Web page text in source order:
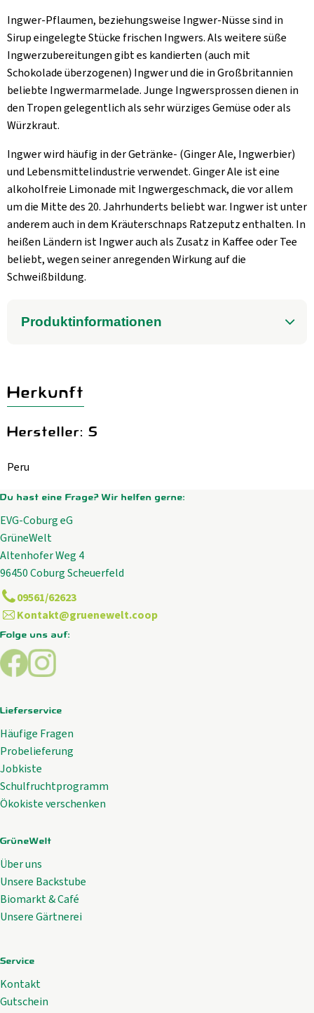
Ingwer-Pflaumen, beziehungsweise Ingwer-Nüsse sind in
Sirup eingelegte Stücke frischen Ingwers. Als weitere süße
Ingwerzubereitungen gibt es kandierten (auch mit
Schokolade überzogenen) Ingwer und die in Großbritannien
beliebte Ingwermarmelade. Junge Ingwersprossen dienen in
den Tropen gelegentlich als sehr würziges Gemüse oder als
Würzkraut.
Ingwer wird häufig in der Getränke- (Ginger Ale, Ingwerbier)
und Lebensmittelindustrie verwendet. Ginger Ale ist eine
alkoholfreie Limonade mit Ingwergeschmack, die vor allem
um die Mitte des 20. Jahrhunderts beliebt war. Ingwer ist unter
anderem auch in dem Kräuterschnaps Ratzeputz enthalten. In
heißen Ländern ist Ingwer auch als Zusatz in Kaffee oder Tee
beliebt, wegen seiner anregenden Wirkung auf die
Schweißbildung.
Produktinformationen
Herkunft
Hersteller: S
Peru
Du hast eine Frage? Wir helfen gerne:
EVG-Coburg eG
GrüneWelt
Altenhofer Weg 4
96450 Coburg Scheuerfeld
09561/62623
Kontakt@gruenewelt.coop
Folge uns auf:
Externer Link zu https://www.facebook.com/
Externer Link zu https://www.instagram.com/
Lieferservice
Häufige Fragen
Probelieferung
Jobkiste
Schulfruchtprogramm
Ökokiste verschenken
GrüneWelt
Über uns
Unsere Backstube
Biomarkt & Café
Unsere Gärtnerei
Service
Kontakt
Gutschein